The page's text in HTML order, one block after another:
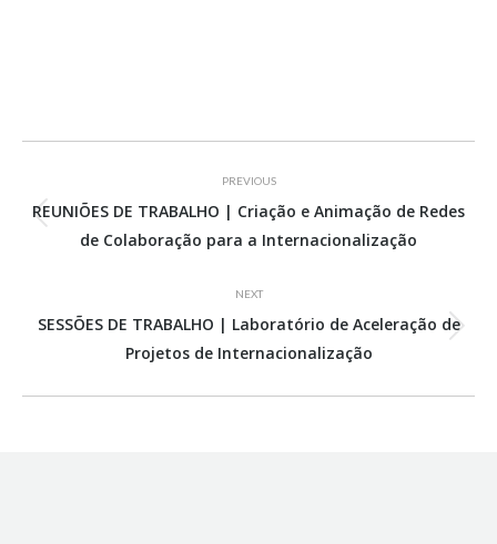
navigation
PREVIOUS
Previous
project:
REUNIÕES DE TRABALHO | Criação e Animação de Redes
de Colaboração para a Internacionalização
NEXT
Next
project:
SESSÕES DE TRABALHO | Laboratório de Aceleração de
Projetos de Internacionalização